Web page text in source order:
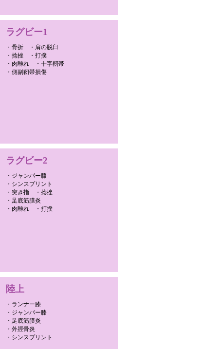
ラグビー1
・骨折 ・肩の脱臼
・捻挫 ・打撲
・肉離れ ・十字靭帯
・側副靭帯損傷
ラグビー2
・ジャンパー膝
・シンスプリント
・突き指 ・捻挫
・足底筋膜炎
・肉離れ ・打撲
陸上
・ランナー膝
・ジャンパー膝
・足底筋膜炎
・外脛骨炎
・シンスプリント